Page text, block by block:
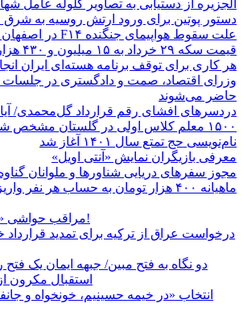
الجزیره از دستیابی به تصاویر گلوله عامل
دستور پوتین برای ورود ارتش روسیه به شرق
علت سقوط هواپیمای جنگنده F۱۴ در اصفهان مشخص شد
قیمت سکه ۲۹ خرداد به ۱۵ میلیون و ۴۳۰ هزار تومان رسید
هر کاری برای توقف برنامه هسته‌ای ایران
حاضر می‌شوند
دردسرهای افشای رقم قرارداد گل‌محمدی/ آیا
۱۵۰۰ معلم کلاس اولی در گلستان مشخص شدند
نام‌نویسی حج تمتع سال ۱۴۰۱ آغاز شد
معرفی بازیگران نمایش «آنتی اویل»
مجوز سفرهای دریایی شناورها و ملوانان
ماهیانه ۴۰۰ هزار تومان به حساب هر نفر واریز می‌شود
مراقب حواشی «سلول درمانی» باشید!
درخواست عراق از ترکیه برای تمدید
دو نگاه به فتح مبین/ جبهه ایمان یک
استقبال مکرون
انتخاب «در خیمه حسینیم، خونخواه و